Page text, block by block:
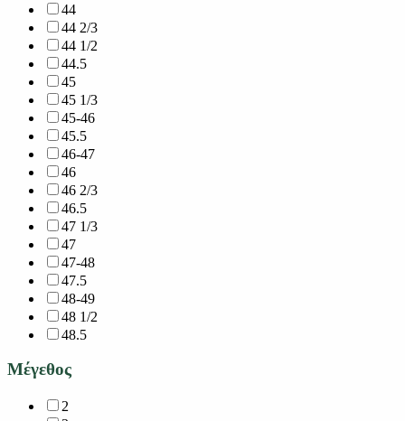
44
44 2/3
44 1/2
44.5
45
45 1/3
45-46
45.5
46-47
46
46 2/3
46.5
47 1/3
47
47-48
47.5
48-49
48 1/2
48.5
Μέγεθος
2